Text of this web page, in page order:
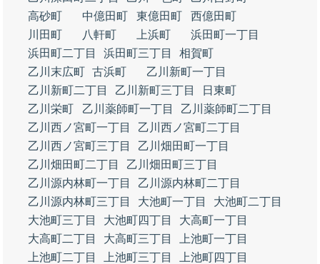
高砂町
中億田町 東億田町
西億田町
川田町
八軒町 上浜町
浜田町一丁目
浜田町二丁目
浜田町三丁目
相賀町
乙川末広町 古浜町
乙川新町一丁目
乙川新町二丁目
乙川新町三丁目
日東町
乙川栄町
乙川薬師町一丁目
乙川薬師町二丁目
乙川西ノ宮町一丁目
乙川西ノ宮町二丁目
乙川西ノ宮町三丁目
乙川畑田町一丁目
乙川畑田町二丁目
乙川畑田町三丁目
乙川源内林町一丁目
乙川源内林町二丁目
乙川源内林町三丁目
大池町一丁目
大池町二丁目
大池町三丁目
大池町四丁目
大高町一丁目
大高町二丁目
大高町三丁目
上池町一丁目
上池町二丁目
上池町三丁目
上池町四丁目